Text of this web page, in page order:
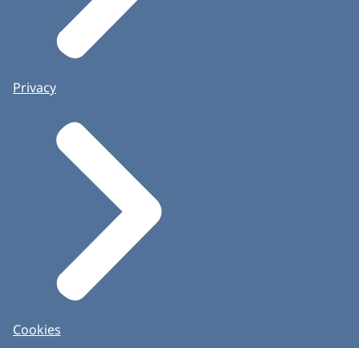
Privacy
Cookies